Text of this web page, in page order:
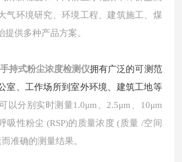
气环境研究、环境工程、建筑施工、煤
提供多种产品方案。
持式粉尘浓度检测仪拥有广泛的可测范
室、工作场所到室外环境、建筑工地等
以分别实时测量1.0μm、2.5μm、10μm
吸性粉尘 (RSP)的质量浓度 (质量 /空间
准确的测量结果。